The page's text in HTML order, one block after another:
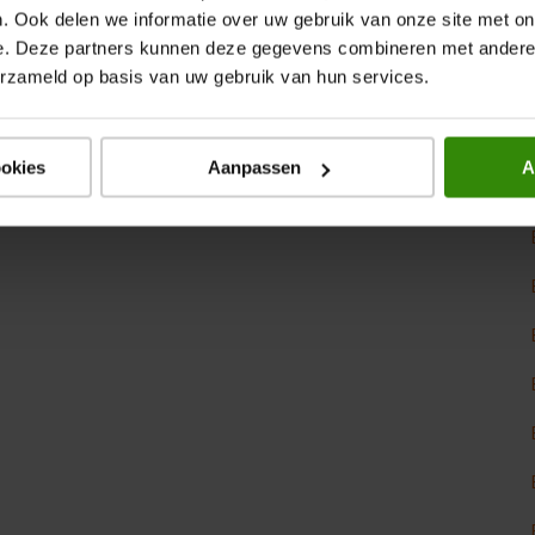
Ook delen we informatie over uw gebruik van onze site met
Deze partners kunnen deze gegevens combineren met
op basis van uw gebruik van hun services.
Aanpassen
Alle Black Friday Audio deals